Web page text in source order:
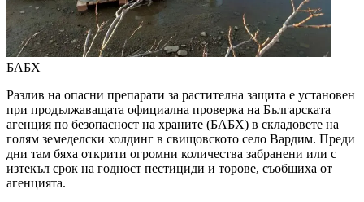
БАБХ
Разлив на опасни препарати за растителна защита е установен
при продължаващата официална проверка на Българската
агенция по безопасност на храните (БАБХ) в складовете на
голям земеделски холдинг в свищовското село Вардим. Преди
дни там бяха открити огромни количества забранени или с
изтекъл срок на годност пестициди и торове, съобщиха от
агенцията.